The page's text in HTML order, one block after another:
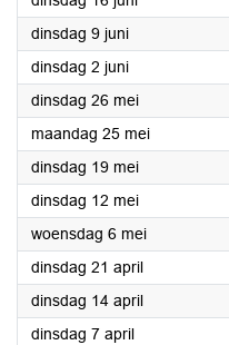
dinsdag 9 juni2026
dinsdag 2 juni2026
dinsdag 26 mei2026
maandag 25 mei2026
dinsdag 19 mei2026
dinsdag 12 mei2026
woensdag 6 mei2026
dinsdag 21 april2026
dinsdag 14 april2026
dinsdag 7 april2026